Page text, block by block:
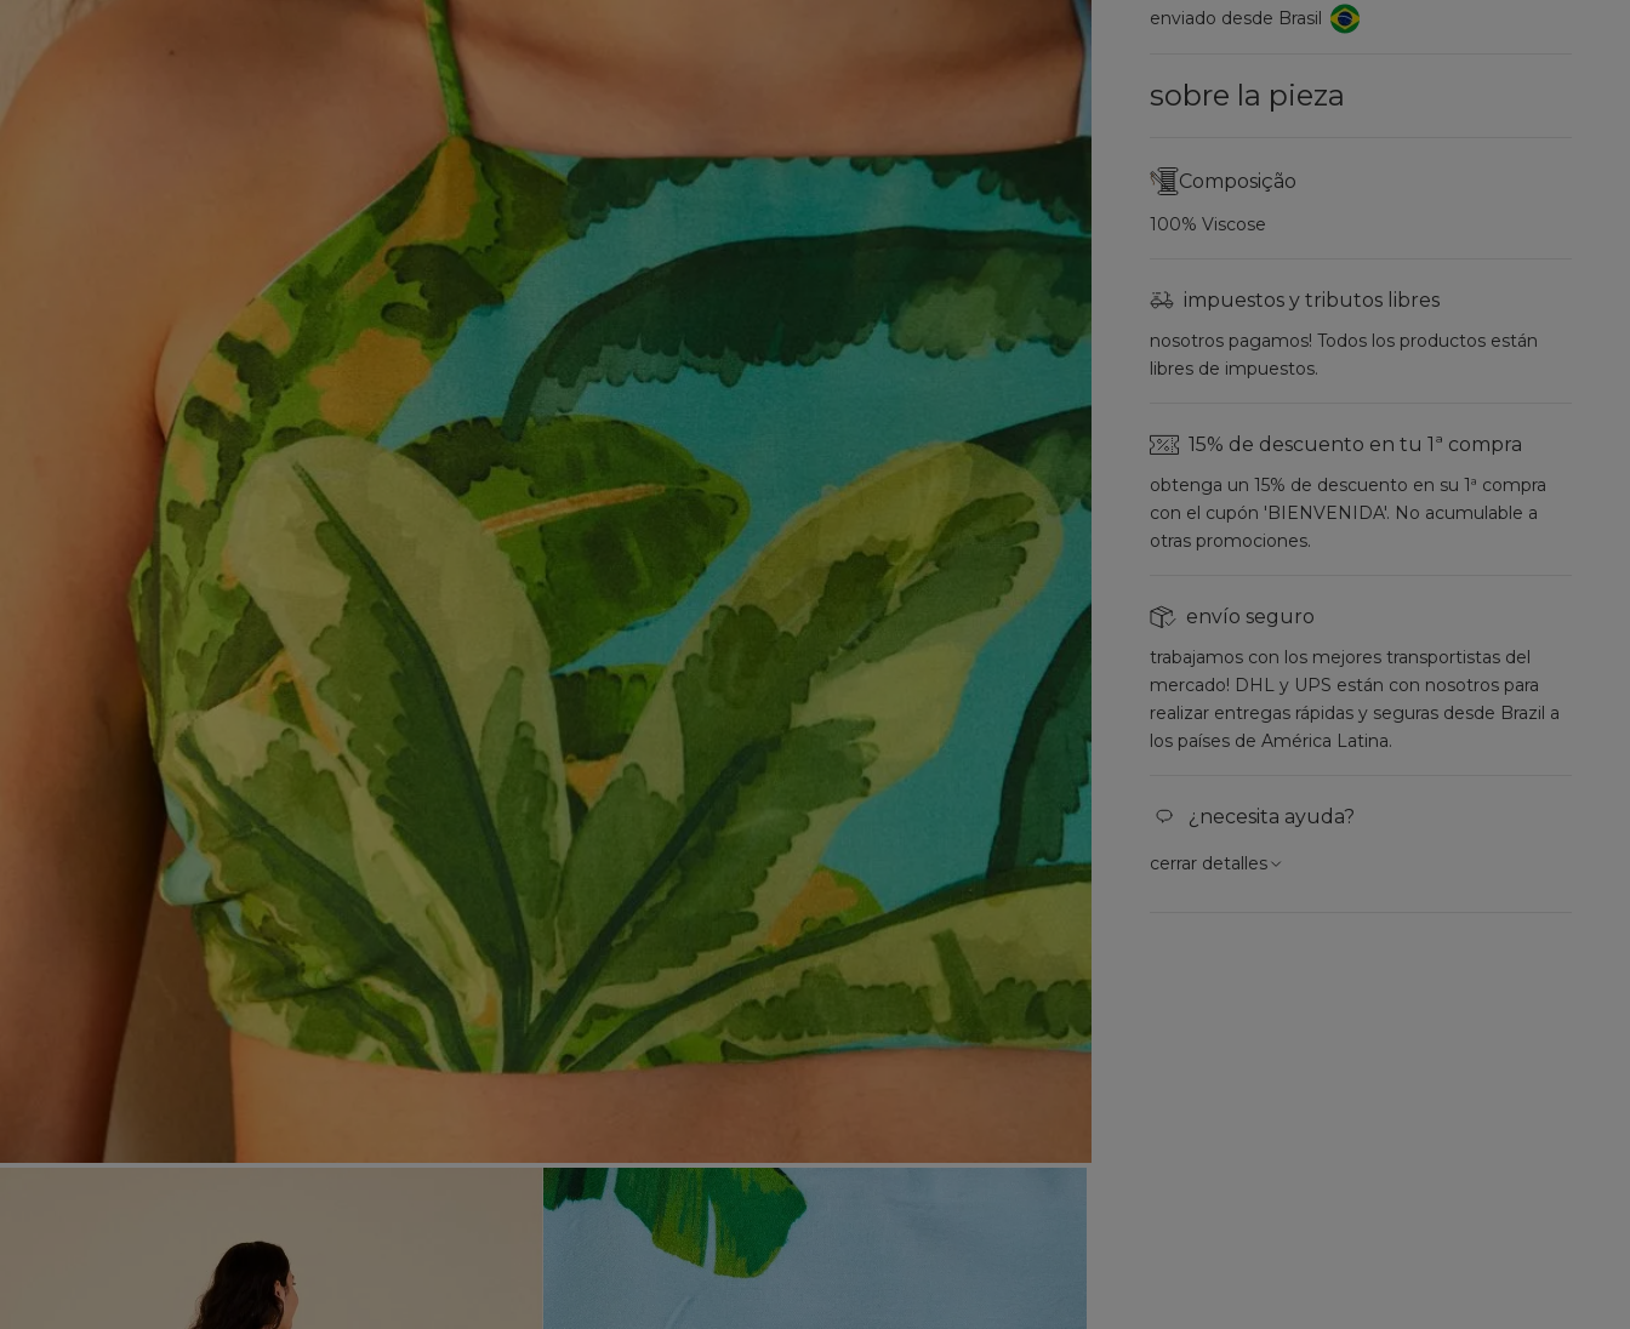
enviado desde Brasil
sobre la pieza
Composição
100% Viscose
impuestos y tributos libres
nosotros pagamos! Todos los productos están
libres de impuestos.
15% de descuento en tu 1ª compra
obtenga un 15% de descuento en su 1ª compra
con el cupón 'BIENVENIDA'. No acumulable a
otras promociones.
envío seguro
trabajamos con los mejores transportistas del
mercado! DHL y UPS están con nosotros para
realizar entregas rápidas y seguras desde Brazil a
los países de América Latina.
¿necesita ayuda?
cerrar detalles